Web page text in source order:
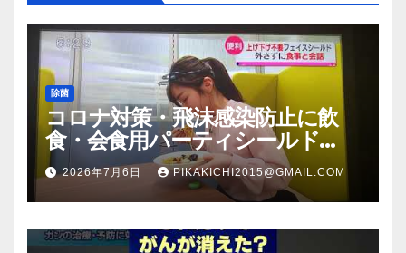
除菌
コロナ対策・飛沫感染防止に飲
食・会食用パーティシールド
（マスク会食代替品）ＦＢＣ福井
放送のＴＶ番組での紹介映像
2026年7月6日 PIKAKICHI2015@GMAIL.COM